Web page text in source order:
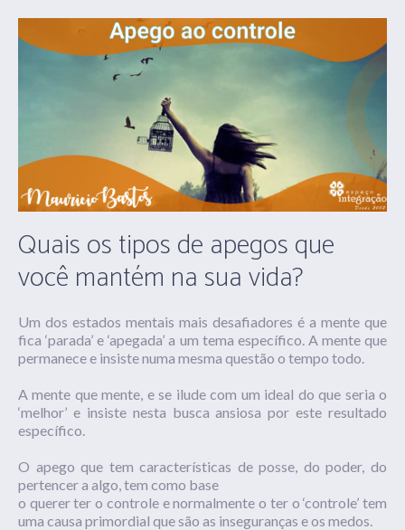
Quais os tipos de apegos que
você mantém na sua vida?
Um dos estados mentais mais desafiadores é a mente que
fica ‘parada’ e ‘apegada’ a um tema específico. A mente que
permanece e insiste numa mesma questão o tempo todo.
A mente que mente, e se ilude com um ideal do que seria o
‘melhor’ e insiste nesta busca ansiosa por este resultado
específico.
O apego que tem características de posse, do poder, do
pertencer a algo, tem como base
o querer ter o controle e normalmente o ter o ‘controle’ tem
uma causa primordial que são as inseguranças e os medos.